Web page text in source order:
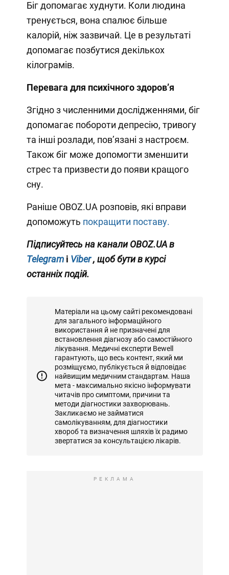
Біг допомагає худнути. Коли людина
тренується, вона спалює більше
калорій, ніж зазвичай. Це в результаті
допомагає позбутися декількох
кілограмів.
Перевага для психічного здоровʼя
Згідно з численними дослідженнями, біг
допомагає побороти депресію, тривогу
та інші розлади, повʼязані з настроєм.
Також біг може допомогти зменшити
стрес та призвести до появи кращого
сну.
Раніше OBOZ.UA розповів, які вправи
допоможуть покращити поставу.
Підписуйтесь на канали OBOZ.UA в
Telegram і Viber , щоб бути в курсі
останніх подій.
Матеріали на цьому сайті рекомендовані
для загального інформаційного
використання й не призначені для
встановлення діагнозу або самостійного
лікування. Медичні експерти Bewell
гарантують, що весь контент, який ми
розміщуємо, публікується й відповідає
найвищим медичним стандартам. Наша
мета - максимально якісно інформувати
читачів про симптоми, причини та
методи діагностики захворювань.
Закликаємо не займатися
самолікуванням, для діагностики
хвороб та визначення шляхів їх радимо
звертатися за консультацією лікарів.
РЕКЛАМА